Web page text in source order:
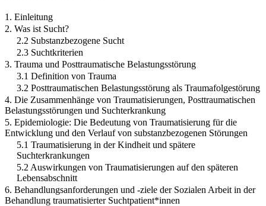
1. Einleitung
2. Was ist Sucht?
2.2 Substanzbezogene Sucht
2.3 Suchtkriterien
3. Trauma und Posttraumatische Belastungsstörung
3.1 Definition von Trauma
3.2 Posttraumatischen Belastungsstörung als Traumafolgestörung
4. Die Zusammenhänge von Traumatisierungen, Posttraumatischen
Belastungsstörungen und Suchterkrankung
5. Epidemiologie: Die Bedeutung von Traumatisierung für die
Entwicklung und den Verlauf von substanzbezogenen Störungen
5.1 Traumatisierung in der Kindheit und spätere
Suchterkrankungen
5.2 Auswirkungen von Traumatisierungen auf den späteren
Lebensabschnitt
6. Behandlungsanforderungen und -ziele der Sozialen Arbeit in der
Behandlung traumatisierter Suchtpatient*innen